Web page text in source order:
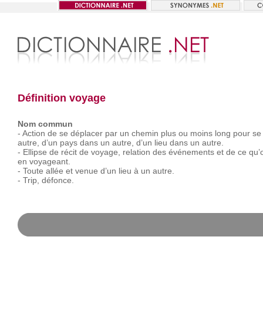
Définition voyage
Nom commun
- Action de se déplacer par un chemin plus ou moins long pour se
autre, d’un pays dans un autre, d’un lieu dans un autre.
- Ellipse de récit de voyage, relation des événements et de ce
en voyageant.
- Toute allée et venue d’un lieu à un autre.
- Trip, défonce.